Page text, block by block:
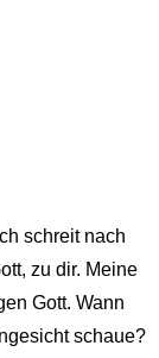
schreit nach
zu dir. Meine
Gott. Wann
schaue?